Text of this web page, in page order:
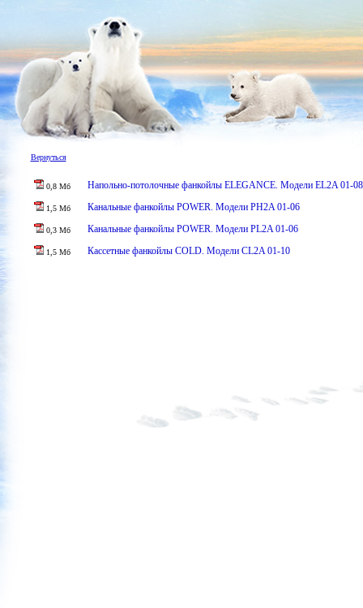
Вернуться
0,8 Мб Напольно-потолочные фанкойлы ELEGANCE. Модели EL2A 01-08
1,5 Мб Канальные фанкойлы POWER. Модели PH2A 01-06
0,3 Мб Канальные фанкойлы POWER. Модели PL2A 01-06
1,5 Мб Кассетные фанкойлы COLD. Модели CL2A 01-10